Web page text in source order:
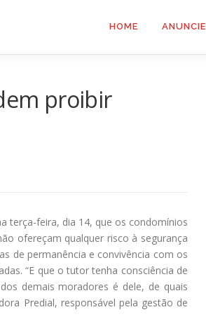
HOME ANUNCIE
proibir
terça-feira, dia 14, que os condomínios
ofereçam qualquer risco à segurança
de permanência e convivência com os
“E que o tutor tenha consciência de
demais moradores é dele, de quais
Predial, responsável pela gestão de